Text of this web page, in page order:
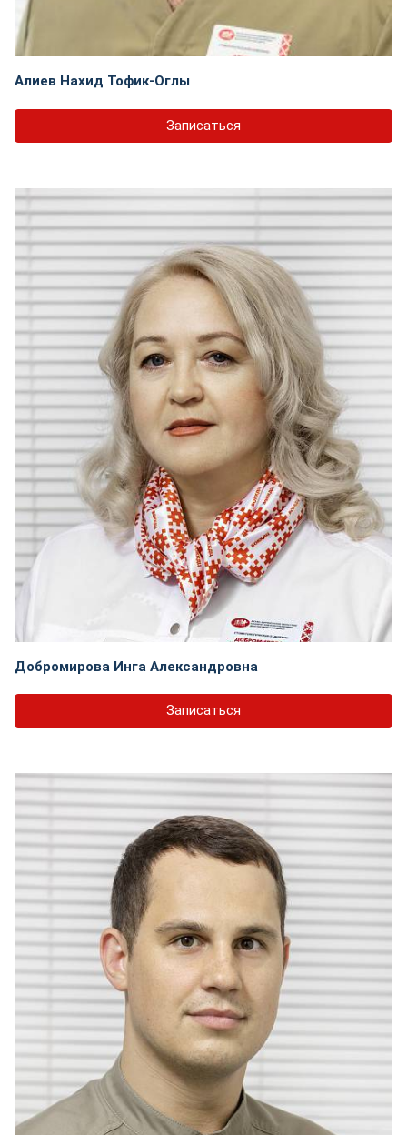
Алиев Нахид Тофик-Оглы
Записаться
Добромирова Инга Александровна
Записаться